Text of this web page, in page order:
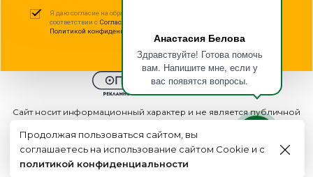
Анастасия Белова
Здравствуйте! Готова помочь
вам. Напишите мне, если у
вас появятся вопросы.
Я даю согласие на обработку моих персональных данных в
соответствии с Согласием на обработку персональных данных
Политикой конфиденциальности
Сайт носит информационный характер и не является публичной
2015 - 2026г. © ООО "Оптполиграф".
Создание сайта
Продолжая пользоваться сайтом, вы
соглашаетесь на использование сайтом Cookie и с
политикой конфиденциальности